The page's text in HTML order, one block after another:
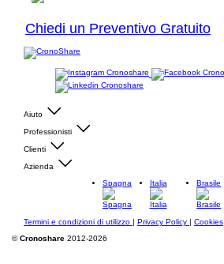
Chiedi un Preventivo Gratuito
Aiuto
Professionisti
Clienti
Azienda
Spagna
Italia Brasile
Termini e condizioni di utilizzo | Privacy Policy | Cookies
©Cronoshare 2012-2026